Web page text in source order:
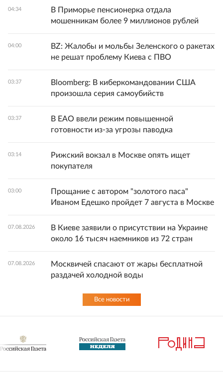
04:34
В Приморье пенсионерка отдала
мошенникам более 9 миллионов рублей
04:00
BZ: Жалобы и мольбы Зеленского о ракетах
не решат проблему Киева с ПВО
03:37
Bloomberg: В киберкомандовании США
произошла серия самоубийств
03:37
В ЕАО ввели режим повышенной
готовности из-за угрозы паводка
03:14
Рижский вокзал в Москве опять ищет
покупателя
03:00
Прощание с автором "золотого паса"
Иваном Едешко пройдет 7 августа в Москве
07.08.2026
В Киеве заявили о присутствии на Украине
около 16 тысяч наемников из 72 стран
07.08.2026
Москвичей спасают от жары бесплатной
раздачей холодной воды
Все новости